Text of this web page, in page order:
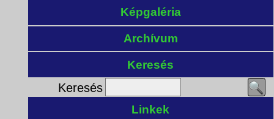
Képgaléria
Archívum
Keresés
Keresés
Linkek